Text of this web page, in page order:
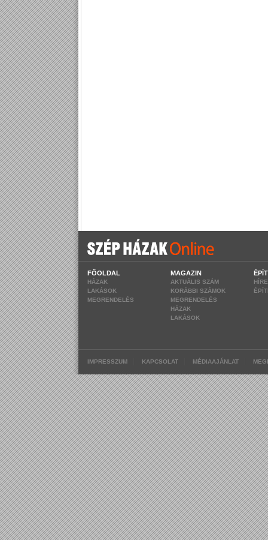
FŐOLDAL
HÁZAK
LAKÁSOK
MEGRENDELÉS
MAGAZIN
AKTUÁLIS SZÁM
KORÁBBI SZÁMOK
MEGRENDELÉS
HÁZAK
LAKÁSOK
IMPRESSZUM KAPCSOLAT MÉDIAAJÁNLAT